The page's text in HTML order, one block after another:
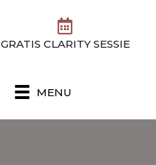
GRATIS CLARITY SESSIE
MENU